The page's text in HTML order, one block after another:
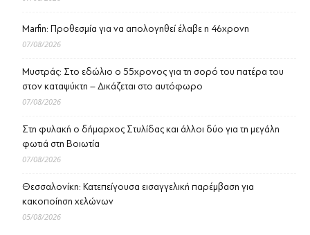
Marfin: Προθεσμία για να απολογηθεί έλαβε η 46χρονη
07/08/2026
Μυστράς: Στο εδώλιο ο 55χρονος για τη σορό του πατέρα του
στον καταψύκτη – Δικάζεται στο αυτόφωρο
07/08/2026
Στη φυλακή ο δήμαρχος Στυλίδας και άλλοι δύο για τη μεγάλη
φωτιά στη Βοιωτία
07/08/2026
Θεσσαλονίκη: Κατεπείγουσα εισαγγελική παρέμβαση για
κακοποίηση χελώνων
05/08/2026